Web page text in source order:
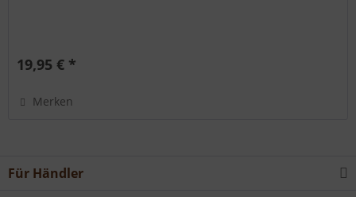
19,95 € *
Merken
Für Händler